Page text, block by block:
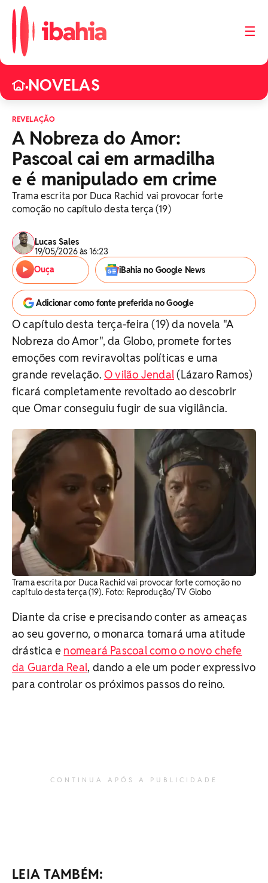
☰
•NOVELAS
REVELAÇÃO
A Nobreza do Amor:
Pascoal cai em armadilha
e é manipulado em crime
Trama escrita por Duca Rachid vai provocar forte
comoção no capítulo desta terça (19)
Lucas Sales
19/05/2026 às 16:23
Ouça
iBahia no Google News
Adicionar como fonte preferida no Google
O capítulo desta terça-feira (19) da novela "A
Nobreza do Amor", da Globo, promete fortes
emoções com reviravoltas políticas e uma
grande revelação. O vilão Jendal(Lázaro Ramos)
ficará completamente revoltado ao descobrir
que Omar conseguiu fugir de sua vigilância.
Trama escrita por Duca Rachid vai provocar forte comoção no
capítulo desta terça (19). Foto: Reprodução/ TV Globo
Diante da crise e precisando conter as ameaças
ao seu governo, o monarca tomará uma atitude
drástica e nomeará Pascoal como o novo chefe
da Guarda Real, dando a ele um poder expressivo
para controlar os próximos passos do reino.
CONTINUA APÓS A PUBLICIDADE
LEIA TAMBÉM: